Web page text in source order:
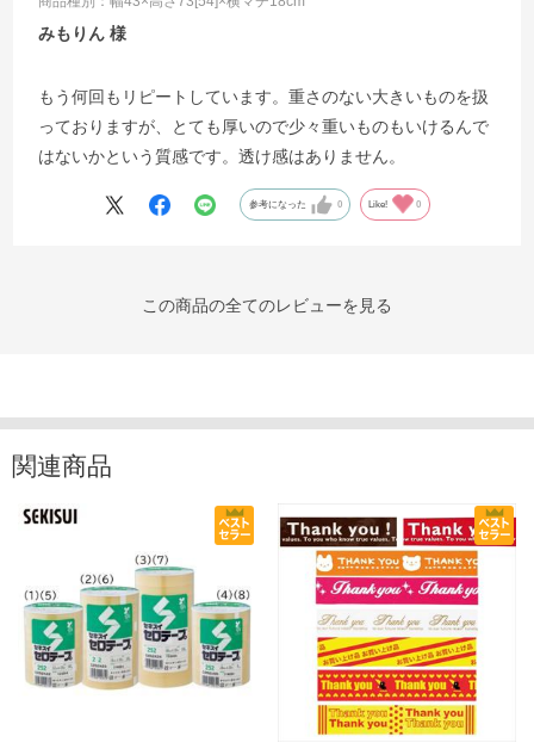
みもりん
もう何回もリピートしています。重さのない大きいものを扱
っておりますが、とても厚いので少々重いものもいけるんで
はないかという質感です。透け感はありません。
参考になった 0 Like! 0
この商品の全てのレビューを見る
関連商品